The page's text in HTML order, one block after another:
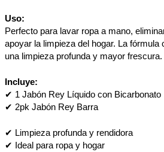
Uso:
Perfecto para lavar ropa a mano,
apoyar la limpieza del hogar. La fórmula
una limpieza profunda y mayor frescura.
Incluye:
✔ 1 Jabón Rey Líquido con Bicarbonato
✔ 2pk Jabón Rey Barra
✔ Limpieza profunda y rendidora
✔ Ideal para ropa y hogar